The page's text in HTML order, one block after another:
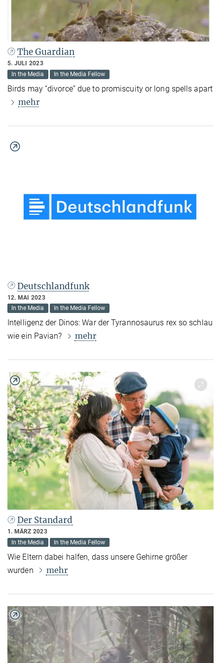
The Guardian
5. JULI 2023
In the Media
In the Media Fellow
Birds may “divorce” due to promiscuity or long spells apart
mehr
Deutschlandfunk
12. MAI 2023
In the Media
In the Media Fellow
Intelligenz der Dinos: War der Tyrannosaurus rex so schlau
wie ein Pavian?
mehr
Der Standard
1. MÄRZ 2023
In the Media
In the Media Fellow
Wie Eltern dabei halfen, dass unsere Gehirne größer
wurden
mehr